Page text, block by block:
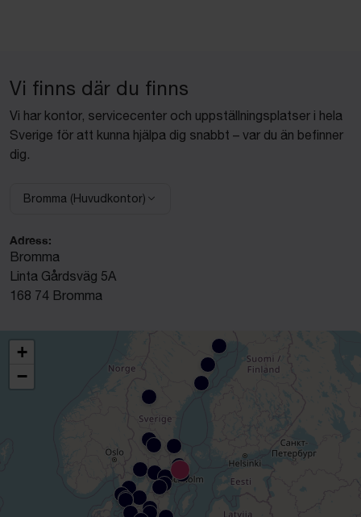
Vi finns där du finns
Vi har kontor, servicecenter och uppställningsplatser i hela
Sverige för att kunna hjälpa dig snabbt – var du än befinner
dig.
Välj anläggning:
Bromma (Huvudkontor)
Adress:
Bromma
Linta Gårdsväg 5A
168 74 Bromma
+
−